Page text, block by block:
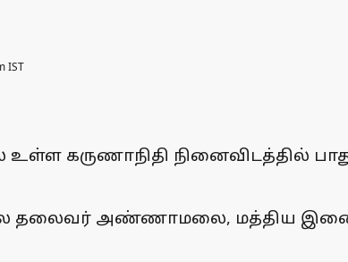
IST
கருணாநிதி நினைவிடத்தில்
தலைவர் அண்ணாமலை, மத்திய